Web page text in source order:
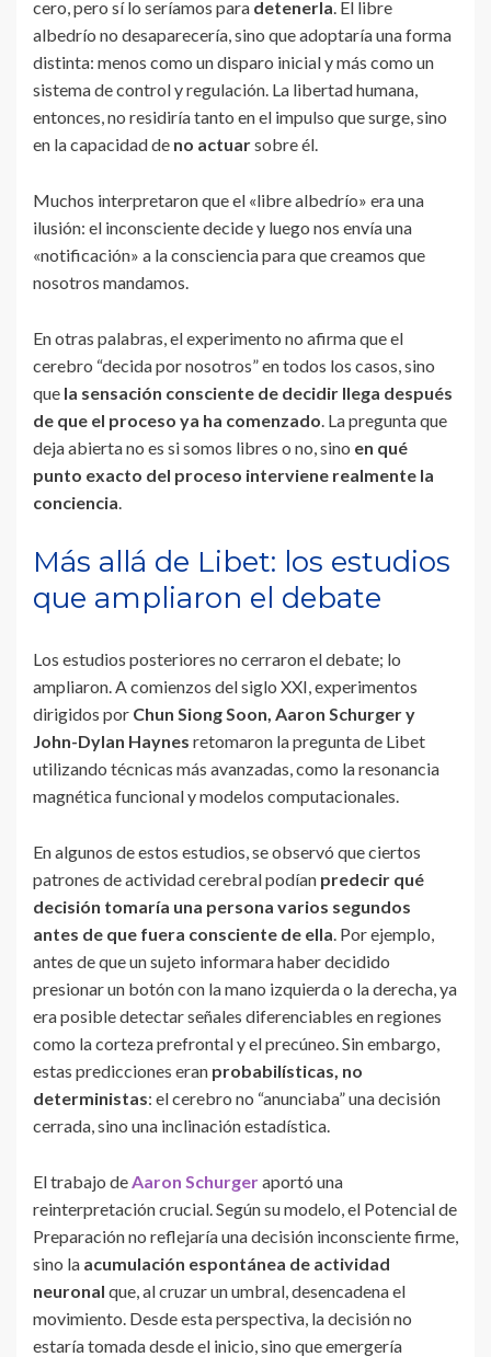
cero, pero sí lo seríamos para detenerla. El libre
albedrío no desaparecería, sino que adoptaría una forma
distinta: menos como un disparo inicial y más como un
sistema de control y regulación. La libertad humana,
entonces, no residiría tanto en el impulso que surge, sino
en la capacidad de no actuarsobre él.
Muchos interpretaron que el «libre albedrío» era una
ilusión: el inconsciente decide y luego nos envía una
«notificación» a la consciencia para que creamos que
nosotros mandamos.
En otras palabras, el experimento no afirma que el
cerebro “decida por nosotros” en todos los casos, sino
que la sensación consciente de decidir llega después
de que el proceso ya ha comenzado. La pregunta que
deja abierta no es si somos libres o no, sino en qué
punto exacto del proceso interviene realmente la
conciencia.
Más allá de Libet: los estudios
que ampliaron el debate
Los estudios posteriores no cerraron el debate; lo
ampliaron. A comienzos del siglo XXI, experimentos
dirigidos por Chun Siong Soon, Aaron Schurger y
John-Dylan Haynes retomaron la pregunta de Libet
utilizando técnicas más avanzadas, como la resonancia
magnética funcional y modelos computacionales.
En algunos de estos estudios, se observó que ciertos
patrones de actividad cerebral podían predecir qué
decisión tomaría una persona varios segundos
antes de que fuera consciente de ella. Por ejemplo,
antes de que un sujeto informara haber decidido
presionar un botón con la mano izquierda o la derecha, ya
era posible detectar señales diferenciables en regiones
como la corteza prefrontal y el precúneo. Sin embargo,
estas predicciones eran probabilísticas, no
deterministas: el cerebro no “anunciaba” una decisión
cerrada, sino una inclinación estadística.
El trabajo deAaron Schurgeraportó una
reinterpretación crucial. Según su modelo, el Potencial de
Preparación no reflejaría una decisión inconsciente firme,
sino la acumulación espontánea de actividad
neuronal que, al cruzar un umbral, desencadena el
movimiento. Desde esta perspectiva, la decisión no
estaría tomada desde el inicio, sino que emergería